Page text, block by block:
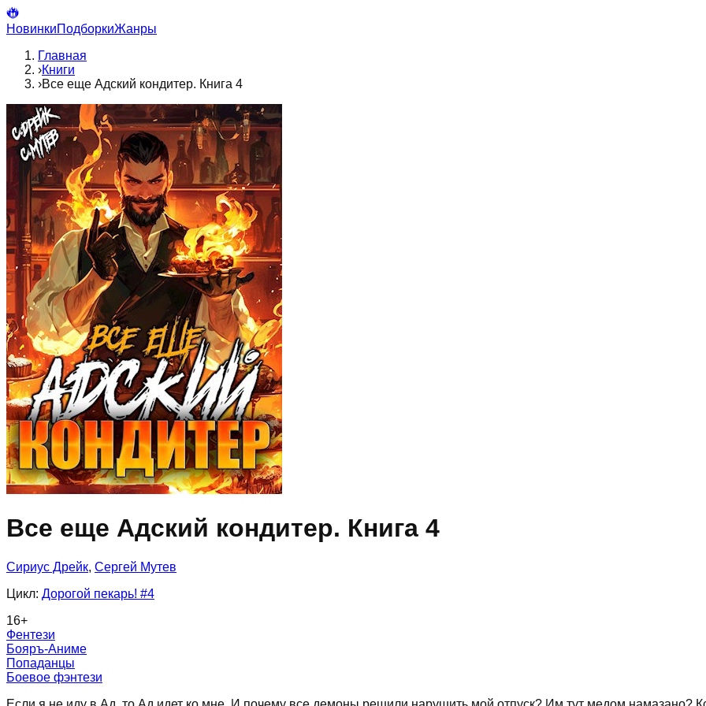
НовинкиПодборкиЖанры
Главная
›Книги
›Все еще Адский кондитер. Книга 4
Все еще Адский кондитер. Книга 4
Сириус Дрейк, Сергей Мутев
Цикл: Дорогой пекарь! #4
16+
Фентези
Бояръ-Аниме
Попаданцы
Боевое фэнтези